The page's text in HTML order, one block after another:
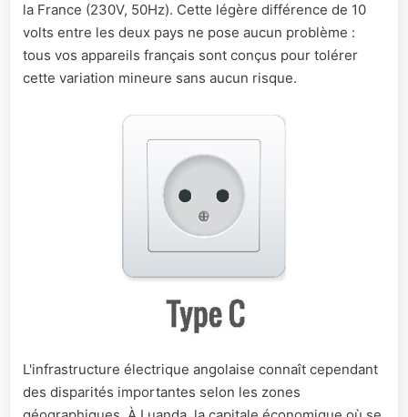
la France (230V, 50Hz). Cette légère différence de 10
volts entre les deux pays ne pose aucun problème :
tous vos appareils français sont conçus pour tolérer
cette variation mineure sans aucun risque.
L'infrastructure électrique angolaise connaît cependant
des disparités importantes selon les zones